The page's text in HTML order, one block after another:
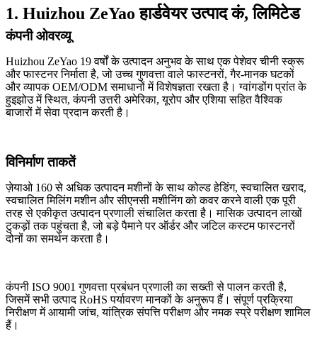
1. Huizhou ZeYao हार्डवेयर उत्पाद कं, लिमिटेड
कंपनी ओवरव्यू
Huizhou ZeYao 19 वर्षों के उत्पादन अनुभव के साथ एक पेशेवर चीनी स्क्रू
और फास्टनर निर्माता है, जो उच्च गुणवत्ता वाले फास्टनरों, गैर-मानक घटकों
और व्यापक OEM/ODM समाधानों में विशेषज्ञता रखता है। ग्वांगडोंग प्रांत के
हुइझोउ में स्थित, कंपनी उत्तरी अमेरिका, यूरोप और एशिया सहित वैश्विक
बाजारों में सेवा प्रदान करती है।
विनिर्माण ताकतें
ज़ेयाओ 160 से अधिक उत्पादन मशीनों के साथ कोल्ड हेडिंग, स्वचालित खराद,
स्वचालित मिलिंग मशीन और सीएनसी मशीनिंग को कवर करने वाली एक पूरी
तरह से एकीकृत उत्पादन प्रणाली संचालित करता है। मासिक उत्पादन लाखों
टुकड़ों तक पहुंचता है, जो बड़े पैमाने पर ऑर्डर और जटिल कस्टम फास्टनरों
दोनों का समर्थन करता है।
कंपनी ISO 9001 गुणवत्ता प्रबंधन प्रणाली का सख्ती से पालन करती है,
जिसमें सभी उत्पाद RoHS पर्यावरण मानकों के अनुरूप हैं। संपूर्ण प्रक्रिया
निरीक्षण में आयामी जांच, यांत्रिक संपत्ति परीक्षण और नमक स्प्रे परीक्षण शामिल
हैं।